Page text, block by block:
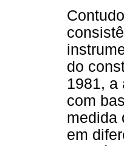
do
1981, a
com
medida
em